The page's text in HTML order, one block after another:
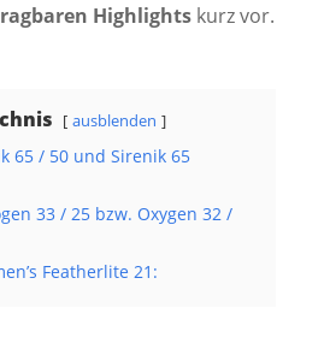
Highlightskurz vor.
ausblenden
65 / 50 und Sirenik 65
33 / 25 bzw. Oxygen 32 /
Featherlite 21: